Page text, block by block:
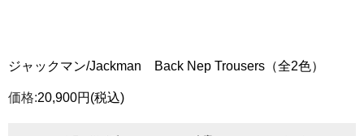
ジャックマン/Jackman Back Nep Trousers（全2色）
価格:20,900円 (税込)